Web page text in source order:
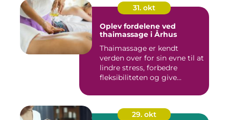
31. okt
Oplev fordelene ved
thaimassage i Århus
Thaimassage er kendt
verden over for sin evne til at
lindre stress, forbedre
fleksibiliteten og give...
29. okt